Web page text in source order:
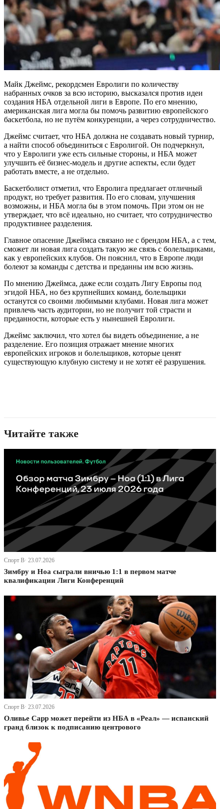
Майк Джеймс, рекордсмен Евролиги по количеству
набранных очков за всю историю, высказался против идеи
создания НБА отдельной лиги в Европе. По его мнению,
американская лига могла бы помочь развитию европейского
баскетбола, но не путём конкуренции, а через сотрудничество.
Джеймс считает, что НБА должна не создавать новый турнир,
а найти способ объединиться с Евролигой. Он подчеркнул,
что у Евролиги уже есть сильные стороны, и НБА может
улучшить её бизнес-модель и другие аспекты, если будет
работать вместе, а не отдельно.
Баскетболист отметил, что Евролига предлагает отличный
продукт, но требует развития. По его словам, улучшения
возможны, и НБА могла бы в этом помочь. При этом он не
утверждает, что всё идеально, но считает, что сотрудничество
продуктивнее разделения.
Главное опасение Джеймса связано не с брендом НБА, а с тем,
сможет ли новая лига создать такую же связь с болельщиками,
как у европейских клубов. Он пояснил, что в Европе люди
болеют за команды с детства и преданны им всю жизнь.
По мнению Джеймса, даже если создать Лигу Европы под
эгидой НБА, но без крупнейших команд, болельщики
останутся со своими любимыми клубами. Новая лига может
привлечь часть аудитории, но не получит той страсти и
преданности, которые есть у нынешней Евролиги.
Джеймс заключил, что хотел бы видеть объединение, а не
разделение. Его позиция отражает мнение многих
европейских игроков и болельщиков, которые ценят
существующую клубную систему и не хотят её разрушения.
Читайте также
Спорт В· 23.07.2026
Зимбру и Ноа сыграли вничью 1:1 в первом матче
квалификации Лиги Конференций
Спорт В· 23.07.2026
Оливье Сарр может перейти из НБА в «Реал» — испанский
гранд близок к подписанию центрового